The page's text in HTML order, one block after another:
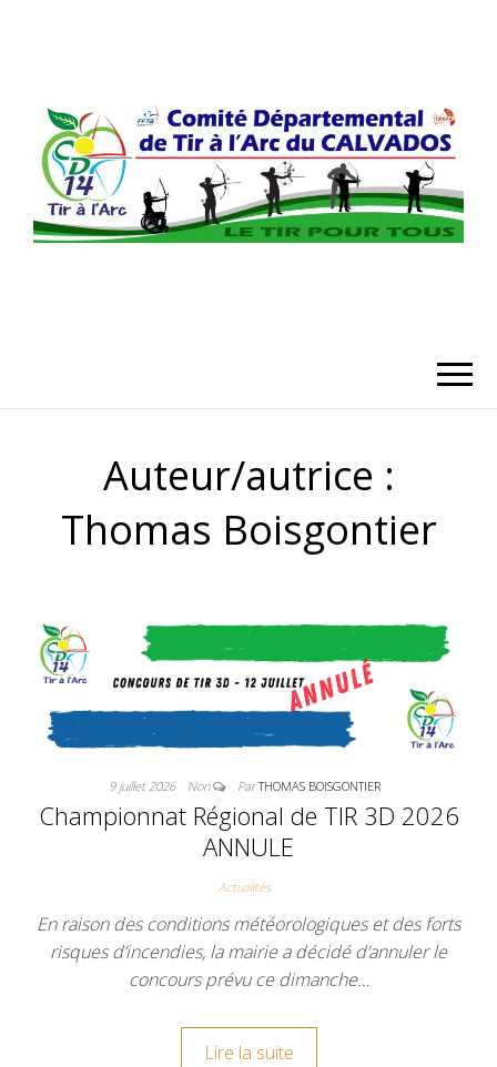
DU
DE TIR À
Auteur/autrice :
Thomas Boisgontier
9 juillet 2026 Non ParTHOMAS BOISGONTIER
Championnat Régional de TIR 3D 2026
ANNULE
Actualités
En raison des conditions météorologiques et des forts
risques d’incendies, la mairie a décidé d’annuler le
concours prévu ce dimanche…
Lire la suite